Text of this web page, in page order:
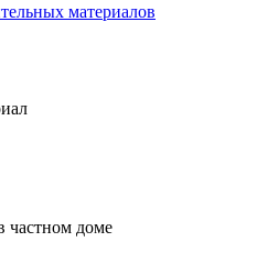
материалов
частном доме